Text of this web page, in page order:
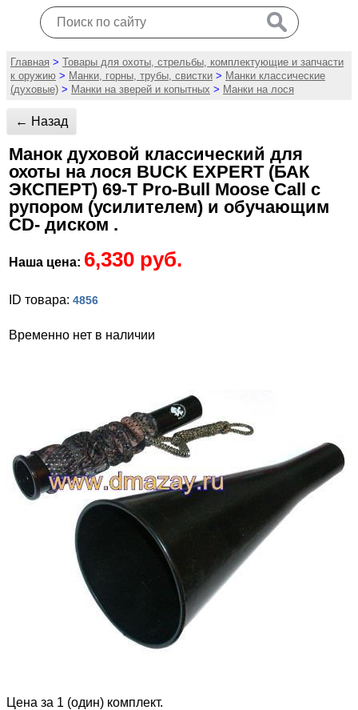
Главная > Товары для охоты, стрельбы, комплектующие и запчасти
к оружию > Манки, горны, трубы, свистки > Манки классические
(духовые) > Манки на зверей и копытных > Манки на лося
← Назад
Манок духовой классический для
охоты на лося BUCK EXPERT (БАК
ЭКСПЕРТ) 69-T Pro-Bull Moose Call с
рупором (усилителем) и обучающим
CD- диском .
Наша цена: 6,330 руб.
ID товара: 4856
Временно нет в наличии
Цена за 1 (один) комплект.